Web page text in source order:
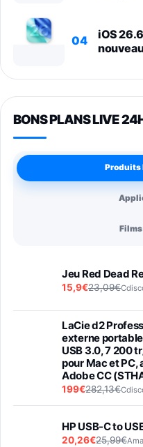
04
iOS
BONS PLANS LIVE
Produits
Jeu Red Dead
15,9€23,09€
LaCie d2
externe portable
USB 3.0, 7 200
pour Mac et PC,
Adobe CC
199€282,13€
HP USB-C to
20,26€25,99€